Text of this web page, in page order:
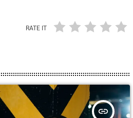
RATE IT
insert_link